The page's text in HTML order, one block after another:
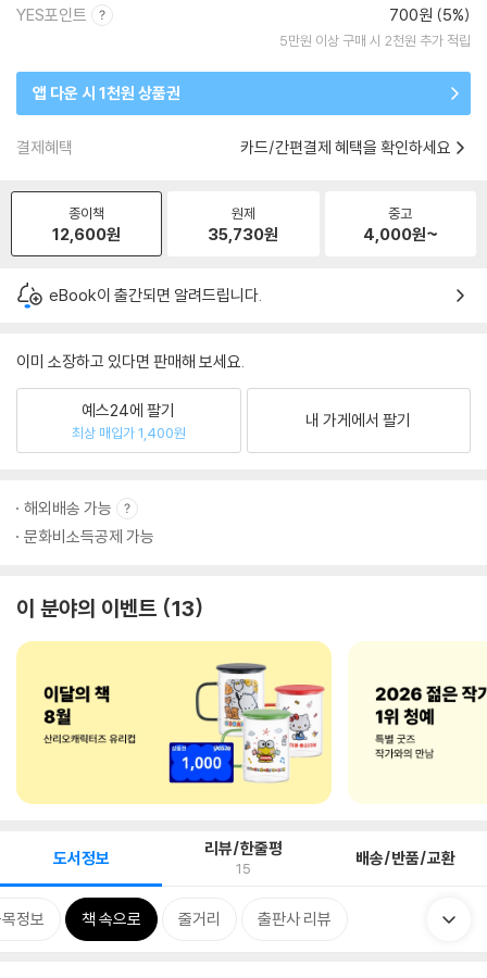
YES포인트 700원 (5%)
5만원 이상 구매 시 2천원 추가 적립
앱 다운 시 1천원 상품권
결제혜택 카드/간편결제 혜택을 확인하세요
종이책
12,600원
원제
35,730원
중고
4,000원~
eBook이 출간되면 알려드립니다.
이미 소장하고 있다면 판매해 보세요.
예스24에 팔기
최상 매입가 1,400원
내 가게에서 팔기
해외배송 가능
문화비소득공제 가능
이 분야의 이벤트 13
도서정보 리뷰/한줄평
15 배송/반품/교환
정보 책 속으로 줄거리 출판사 리뷰